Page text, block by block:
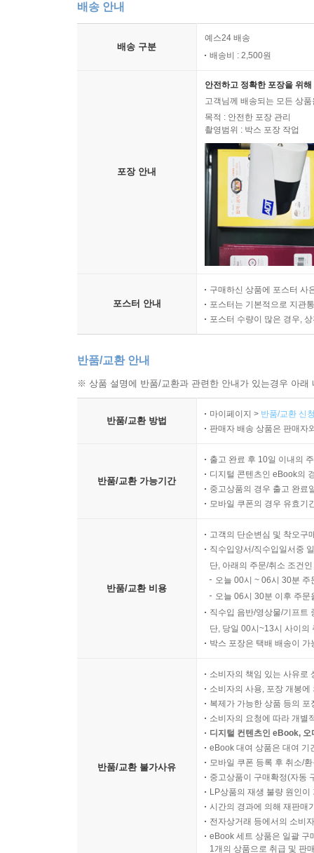
배송 안내
배송 구분
예스24 배송
배송비 : 2,500원
포장 안내
안전하고 정확한 포장을 위
고객님께 배송되는 모든 상
목적 : 안전한 포장 관리
촬영범위 : 박스 포장 작업
포스터 안내
구매하신 상품에 포스터 사
포스터는 기본적으로 지관
포스터 수량이 많은 경우,
반품/교환 안내
※ 상품 설명에 반품/교환과 관련한 안내가 있는경우 아
반품/교환 방법
마이페이지 > 반품/교환 신
판매자 배송 상품은 판매자
반품/교환 가능기간
출고 완료 후 10일 이내의
디지털 콘텐츠인 eBook의
중고상품의 경우 출고 완료
모바일 쿠폰의 경우 유효기
반품/교환 비용
고객의 단순변심 및 착오구
직수입양서/직수입일서중
단, 아래의 주문/취소 조건
오늘 00시 ~ 06시 30분
오늘 06시 30분 이후 주
직수입 음반/영상물/기프트
단, 당일 00시~13시 사이의
박스 포장은 택배 배송이
반품/교환 불가사유
소비자의 책임 있는 사유로
소비자의 사용, 포장 개봉
복제가 가능한 상품 등의
소비자의 요청에 따라 개별
디지털 컨텐츠인 eBook,
eBook 대여 상품은 대여 기
모바일 쿠폰 등록 후 취소/
중고상품이 구매확정(자동
LP상품의 재생 불량 원인
시간의 경과에 의해 재판매
전자상거래 등에서의 소비
eBook 세트 상품은 일괄 구
1개의 상품으로 취급 및 판